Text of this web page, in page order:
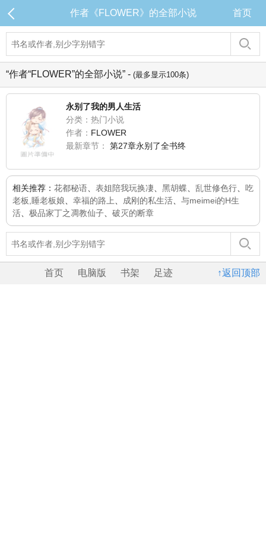
作者《FLOWER》的全部小说 首页
“作者“FLOWER”的全部小说” - (最多显示100条)
永别了我的男人生活
分类：热门小说
作者： FLOWER
最新章节：
第27章永别了全书终
相关推荐： 花都秘语 表姐陪我玩换凄 黑胡蝶 乱世修色行
吃
老板,睡老板娘
幸福的路上 成刚的私生活
与meimei的H生
活
极品家丁之凋教仙子 破灭的断章
↑返回顶部
首页 电脑版 书架 足迹